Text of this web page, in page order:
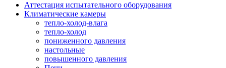
Аттестация испытательного оборудования
Климатические камеры
тепло-холод-влага
тепло-холод
пониженного давления
настольные
повышенного давления